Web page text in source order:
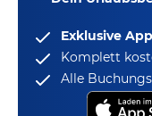
Exklusive
Komplett
Alle